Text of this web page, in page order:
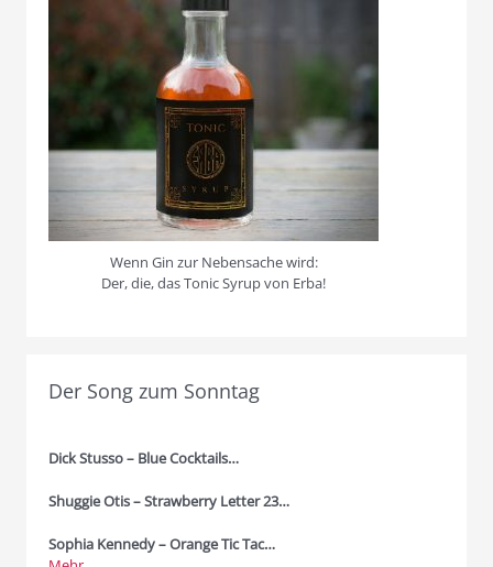
Wenn Gin zur Nebensache wird:
Der, die, das Tonic Syrup von Erba!
Der Song zum Sonntag
Dick Stusso – Blue Cocktails…
Shuggie Otis – Strawberry Letter 23…
Sophia Kennedy – Orange Tic Tac…